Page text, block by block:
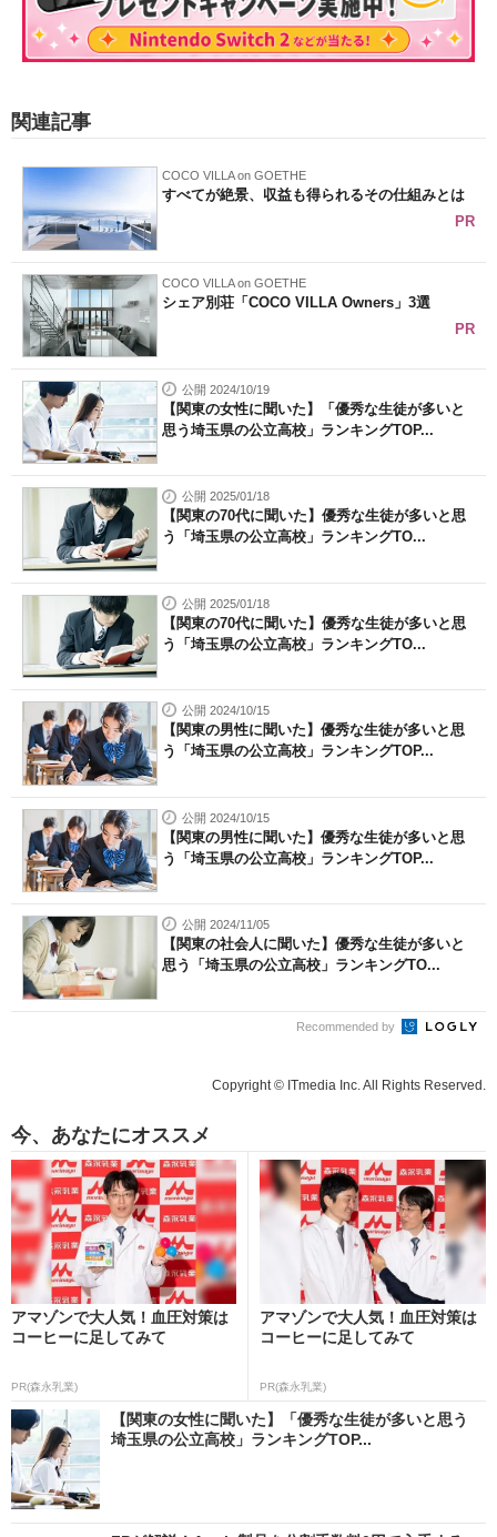
関連記事
COCO VILLA on GOETHE
すべてが絶景、収益も得られるその仕組みとは
PR
COCO VILLA on GOETHE
シェア別荘「COCO VILLA Owners」3選
PR
公開 2024/10/19
【関東の女性に聞いた】「優秀な生徒が多いと
思う埼玉県の公立高校」ランキングTOP...
公開 2025/01/18
【関東の70代に聞いた】優秀な生徒が多いと思
う「埼玉県の公立高校」ランキングTO...
公開 2025/01/18
【関東の70代に聞いた】優秀な生徒が多いと思
う「埼玉県の公立高校」ランキングTO...
公開 2024/10/15
【関東の男性に聞いた】優秀な生徒が多いと思
う「埼玉県の公立高校」ランキングTOP...
公開 2024/10/15
【関東の男性に聞いた】優秀な生徒が多いと思
う「埼玉県の公立高校」ランキングTOP...
公開 2024/11/05
【関東の社会人に聞いた】優秀な生徒が多いと
思う「埼玉県の公立高校」ランキングTO...
Recommended by
Copyright © ITmedia Inc. All Rights Reserved.
今、あなたにオススメ
アマゾンで大人気！血圧対策は
コーヒーに足してみて
PR(森永乳業)
アマゾンで大人気！血圧対策は
コーヒーに足してみて
PR(森永乳業)
【関東の女性に聞いた】「優秀な生徒が多いと思う
埼玉県の公立高校」ランキングTOP...